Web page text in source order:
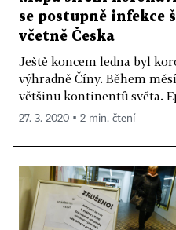
se postupně infekce
včetně Česka
Ještě koncem ledna byl
výhradně Číny. Během
většinu kontinentů světa.
27. 3. 2020 ▪ 2 min. čtení